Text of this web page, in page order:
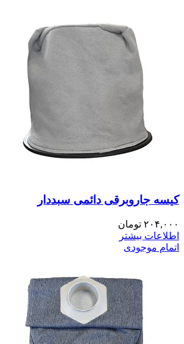
کیسه جاروبرقی دائمی سبددار
۲۰۴,۰۰۰ تومان
اطلاعات بیشتر
اتمام موجودی